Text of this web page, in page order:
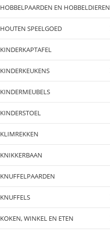
HOBBELPAARDEN EN HOBBELDIEREN
HOUTEN SPEELGOED
KINDERKAPTAFEL
KINDERKEUKENS
KINDERMEUBELS
KINDERSTOEL
KLIMREKKEN
KNIKKERBAAN
KNUFFELPAARDEN
KNUFFELS
KOKEN, WINKEL EN ETEN